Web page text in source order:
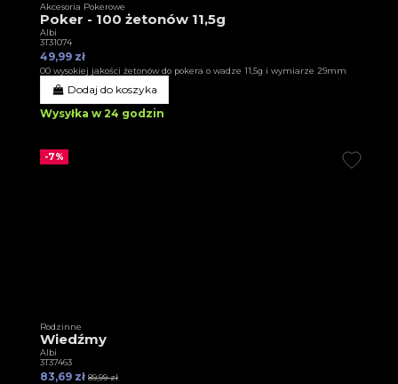
Akcesoria Pokerowe
Poker - 100 żetonów 11,5g
Albi
3T31074
49,99 zł
00 wysokiej jakości żetonów do pokera o wadze 11,5g i wymiarze 29mm
Dodaj do koszyka
Wysyłka w 24 godzin
-7%
Rodzinne
Wiedźmy
Albi
3T37463
83,69 zł 89,99 zł